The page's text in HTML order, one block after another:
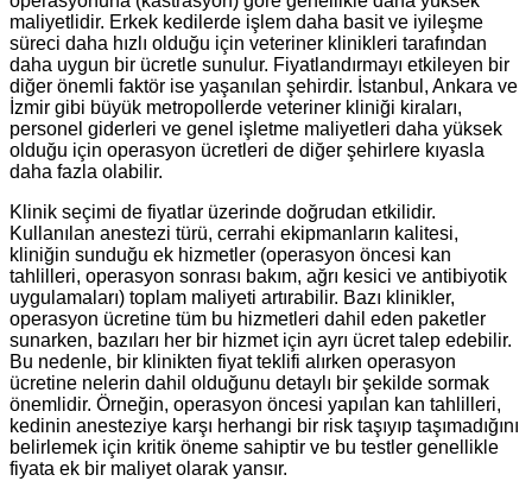
maliyetlidir. Erkek kedilerde işlem daha basit ve iyileşme
süreci daha hızlı olduğu için veteriner klinikleri tarafından
daha uygun bir ücretle sunulur. Fiyatlandırmayı etkileyen bir
diğer önemli faktör ise yaşanılan şehirdir. İstanbul, Ankara ve
İzmir gibi büyük metropollerde veteriner kliniği kiraları,
personel giderleri ve genel işletme maliyetleri daha yüksek
olduğu için operasyon ücretleri de diğer şehirlere kıyasla
daha fazla olabilir.
Klinik seçimi de fiyatlar üzerinde doğrudan etkilidir.
Kullanılan anestezi türü, cerrahi ekipmanların kalitesi,
kliniğin sunduğu ek hizmetler (operasyon öncesi kan
tahlilleri, operasyon sonrası bakım, ağrı kesici ve antibiyotik
uygulamaları) toplam maliyeti artırabilir. Bazı klinikler,
operasyon ücretine tüm bu hizmetleri dahil eden paketler
sunarken, bazıları her bir hizmet için ayrı ücret talep edebilir.
Bu nedenle, bir klinikten fiyat teklifi alırken operasyon
ücretine nelerin dahil olduğunu detaylı bir şekilde sormak
önemlidir. Örneğin, operasyon öncesi yapılan kan tahlilleri,
kedinin anesteziye karşı herhangi bir risk taşıyıp taşımadığını
belirlemek için kritik öneme sahiptir ve bu testler genellikle
fiyata ek bir maliyet olarak yansır.